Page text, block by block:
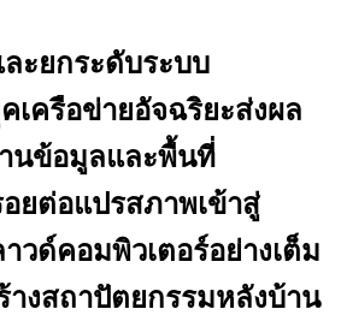
ะยกระดับระบบ
เครือข่ายอัจฉริยะส่งผล
นข้อมูลและพื้นที่
ยต่อแปรสภาพเข้าสู่
วด์คอมพิวเตอร์อย่างเต็ม
างสถาปัตยกรรมหลังบ้าน